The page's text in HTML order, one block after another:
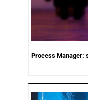
Process Manager: